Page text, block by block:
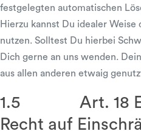
festgelegten automatischen
Hierzu kannst Du idealer Weise
nutzen. Solltest Du hierbei
Dich gerne an uns wenden.
aus allen anderen etwaig
1.5 Art. 18
Recht auf